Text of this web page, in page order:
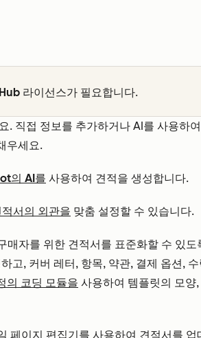
라이선스가 필요합니다.
. 직접 정보를 추가하거나 AI를 사용하
우세요.
의 AI를 사용하여 견적을 생성합니다.
적서의 외관을 맞춤 설정할 수 있습니다.
매자를 위한 견적서를 표준화할 수 있도
고, 커버 레터, 항목, 약관, 결제 옵션, 수
의 코딩 모듈을 사용하여 템플릿의 모양
페이지 편집기를 사용하여 견적서를 업